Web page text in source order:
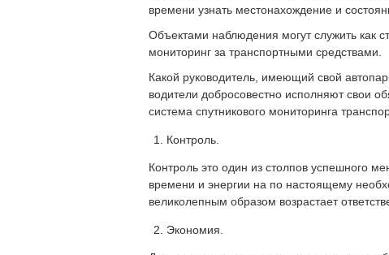
времени узнать местонахождение и
Объектами наблюдения могут служить как
мониторинг за транспортными средствами.
Какой руководитель, имеющий свой
водители добросовестно исполняют свои
система спутникового мониторинга
Контроль.
Контроль это один из столпов успешного
времени и энергии на по настоящему
великолепным образом возрастает
Экономия.